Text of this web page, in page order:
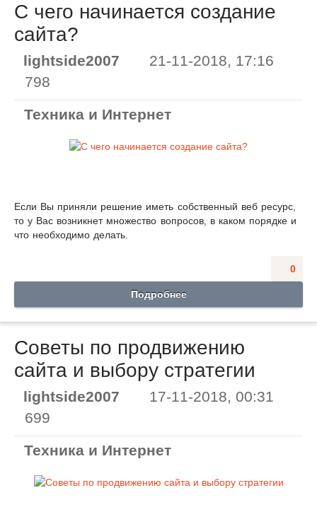
С чего начинается создание
сайта?
lightside2007
21-11-2018, 17:16
798
Техника и Интернет
Если Вы приняли решение иметь собственный веб ресурс,
то у Вас возникнет множество вопросов, в каком порядке и
что необходимо делать.
0
Подробнее
Советы по продвижению
сайта и выбору стратегии
lightside2007
17-11-2018, 00:31
699
Техника и Интернет